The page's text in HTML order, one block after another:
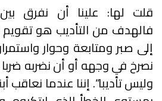
قلت لها: علينا أن نفرق بين
فالهدف من التأديب هو
إلى صبر ومتابعة وحوار
نصرخ في وجهه أو أن نضربه
وليس تأديبا“. إننا عندما نعاقب